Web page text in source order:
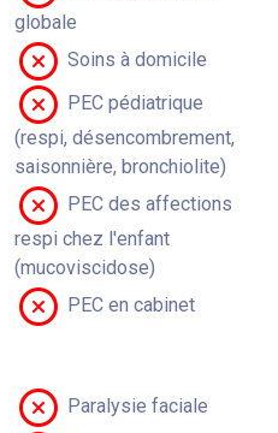
globale
Soins à domicile
PEC pédiatrique
(respi, désencombrement,
saisonnière, bronchiolite)
PEC des affections
respi chez l'enfant
(mucoviscidose)
PEC en cabinet
Paralysie faciale